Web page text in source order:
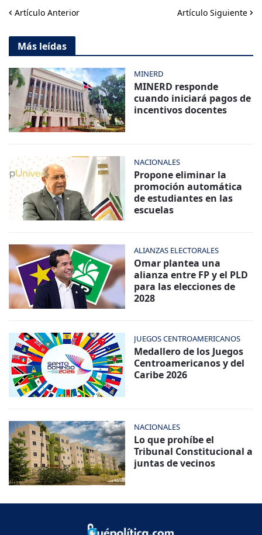
Artículo Anterior Artículo Siguiente
Más leídas
MINERD
MINERD responde
cuando iniciará pagos de
incentivos docentes
NACIONALES
Propone eliminar la
promoción automática
de estudiantes en las
escuelas
ALIANZAS ELECTORALES
Omar plantea una
alianza entre FP y el PLD
para las elecciones de
2028
JUEGOS CENTROAMERICANOS
Medallero de los Juegos
Centroamericanos y del
Caribe 2026
NACIONALES
Lo que prohíbe el
Tribunal Constitucional a
juntas de vecinos